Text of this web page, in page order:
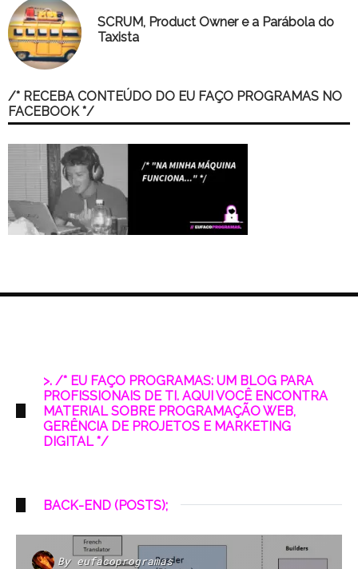
SCRUM, Product Owner e a Parábola do
Taxista
/* RECEBA CONTEÚDO DO EU FAÇO PROGRAMAS NO
FACEBOOK */
>. /* EU FAÇO PROGRAMAS: UM BLOG PARA
PROFISSIONAIS DE TI. AQUI VOCÊ ENCONTRA
MATERIAL SOBRE PROGRAMAÇÃO WEB,
GERÊNCIA DE PROJETOS E MARKETING
DIGITAL */
BACK-END (POSTS);
By eufacoprogramas